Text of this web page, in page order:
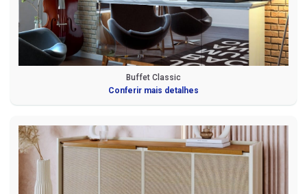
Buffet Classic
Conferir mais detalhes